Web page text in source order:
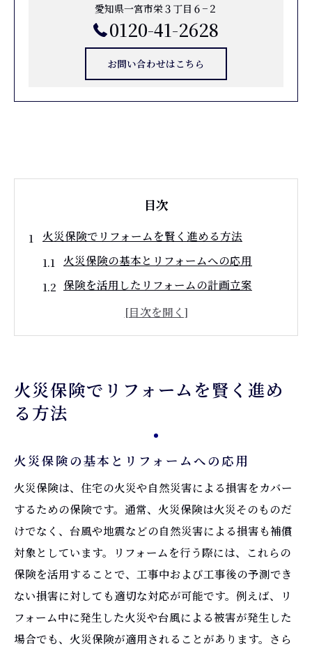
愛知県一宮市栄３丁目６−２
0120-41-2628
お問い合わせはこちら
目次
火災保険でリフォームを賢く進める方法
火災保険の基本とリフォームへの応用
保険を活用したリフォームの計画立案
火災保険を最大限に活かすためのポイント
賢い保険選びでリフォーム費用を節約する
火災保険で得られるリフォーム工事中の安
心感
火災保険の加入で考慮すべきリスク管理
使い方
リフォーム中に起きる可能性のあるトラブ
ルとは
火災保険でカバーできる不測の事態
緊急時に役立つ保険利用のステップ
火災保険を用いたリスク管理戦略
事故発生時の保険請求手続きガイド
工事中の安全を確保するための保険活用法
火災保険でリフォームを賢く進め
る方法
火災保険の基本とリフォームへの応用
火災保険は、住宅の火災や自然災害による損害をカバー
するための保険です。通常、火災保険は火災そのものだ
けでなく、台風や地震などの自然災害による損害も補償
対象としています。リフォームを行う際には、これらの
保険を活用することで、工事中および工事後の予測でき
ない損害に対しても適切な対応が可能です。例えば、リ
フォーム中に発生した火災や台風による被害が発生した
場合でも、火災保険が適用されることがあります。さら